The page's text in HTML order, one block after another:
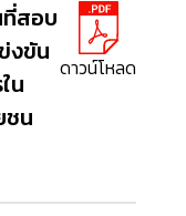
ที่สอบ
งขัน
น
ชน
ดาวน์โหลด